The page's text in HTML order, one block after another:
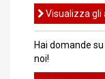
Visualizza gli
Hai domande
noi!